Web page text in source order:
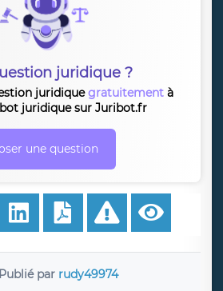
juridique ?
juridiquegratuitement à
juridique sur Juribot.fr
une question
Publié par rudy49974